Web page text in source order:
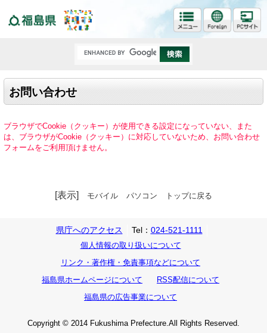
お問い合わせ
ブラウザでCookie（クッキー）が使用できる設定になっていない、また
は、ブラウザがCookie（クッキー）に対応していないため、お問い合わせ
フォームをご利用頂けません。
[表示] モバイル パソコン トップに戻る
県庁へのアクセス Tel： 024-521-1111
個人情報の取り扱いについて
リンク・著作権・免責事項などについて
福島県ホームページについて
RSS配信について
福島県の広告事業について
Copyright © 2014 Fukushima Prefecture.All Rights Reserved.